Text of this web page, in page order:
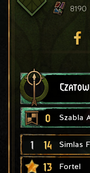
8190
0 Szabla
1 14 Simlas
13 Fortel